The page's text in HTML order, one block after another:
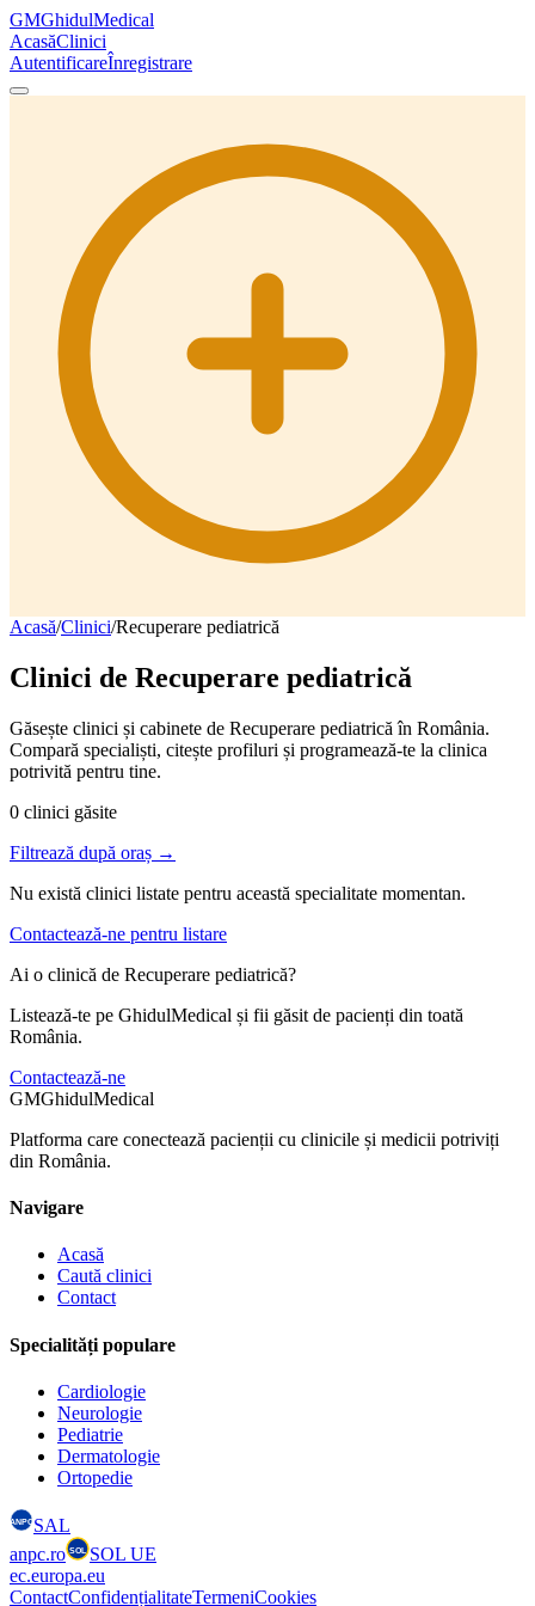
GMGhidulMedical
AcasăClinici
AutentificareÎnregistrare
Acasă/Clinici/Recuperare pediatrică
Clinici de Recuperare pediatrică
Găsește clinici și cabinete de Recuperare pediatrică în România.
Compară specialiști, citește profiluri și programează-te la clinica
potrivită pentru tine.
0 clinici găsite
Filtrează după oraș →
Nu există clinici listate pentru această specialitate momentan.
Contactează-ne pentru listare
Ai o clinică de Recuperare pediatrică?
Listează-te pe GhidulMedical și fii găsit de pacienți din toată
România.
Contactează-ne
GMGhidulMedical
Platforma care conectează pacienții cu clinicile și medicii potriviți
din România.
Navigare
Acasă
Caută clinici
Contact
Specialități populare
Cardiologie
Neurologie
Pediatrie
Dermatologie
Ortopedie
ANPC SAL
anpc.ro SOL SOL UE
ec.europa.eu
ContactConfidențialitateTermeniCookies